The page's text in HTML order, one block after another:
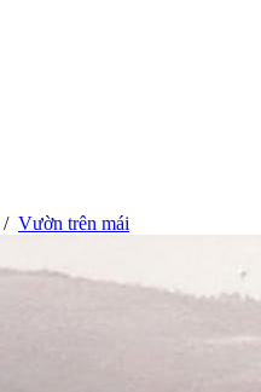
/ Vườn trên mái